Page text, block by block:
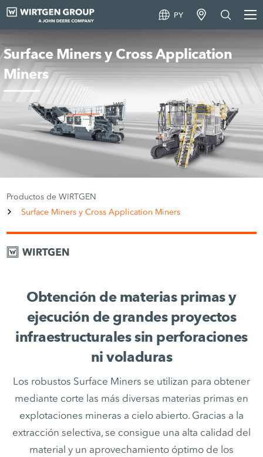
PY
Surface Miners y Cross Application
Miners
Productos de WIRTGEN
Surface Miners y Cross Application Miners
Obtención de materias primas y
ejecución de grandes proyectos
infraestructurales sin perforaciones
ni voladuras
Los robustos Surface Miners se utilizan para obtener
mediante corte las más diversas materias primas en
explotaciones mineras a cielo abierto. Gracias a la
extracción selectiva, se consigue una alta calidad del
material y un aprovechamiento óptimo de los